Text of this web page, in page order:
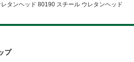
タンヘッド 80190 スチール ウレタンヘッド
プ